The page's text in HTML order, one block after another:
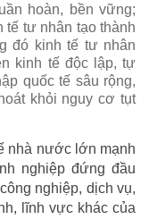
hoàn, bền vững;
tế tư nhân tạo thành
đó kinh tế tư nhân
kinh tế độc lập, tự
quốc tế sâu rộng,
khỏi nguy cơ tụt
nhà nước lớn mạnh
nghiệp đứng đầu
nghiệp, dịch vụ,
lĩnh vực khác của